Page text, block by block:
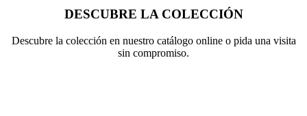
DESCUBRE LA COLECCIÓN
Descubre la colección en nuestro catálogo online o pida una visita
sin compromiso.